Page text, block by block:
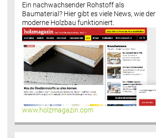
Ein nachwachsender Rohstoff als
Baumaterial? Hier gibt es viele News, wie der
moderne Holzbau funktioniert.
www.holzmagazin.com